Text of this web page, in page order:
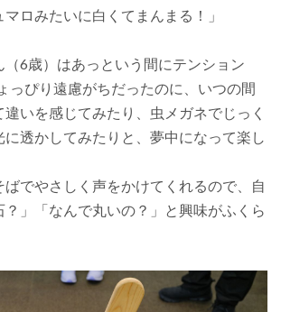
マロみたいに白くてまんまる！」
（6歳）はあっという間にテンション
っぴり遠慮がちだったのに、いつの間
いを感じてみたり、虫メガネでじっく
透かしてみたりと、夢中になって楽し
ばでやさしく声をかけてくれるので、自
」「なんで丸いの？」と興味がふくら